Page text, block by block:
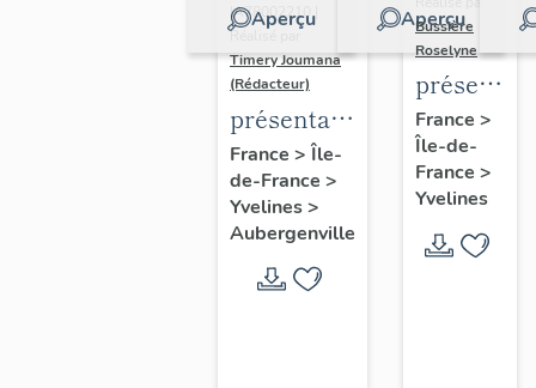
Aperçu
IA78002210 |
Réalisé par
Timery Joumana
(Rédacteur)
présentation
de l'étude
d'Elisabethville
France > Île-
de-France >
Yvelines>
Aubergenville
Aperçu
Bussière
Roselyne
du
diagnostic
et
France >
Île-de-
France >
Yvelines